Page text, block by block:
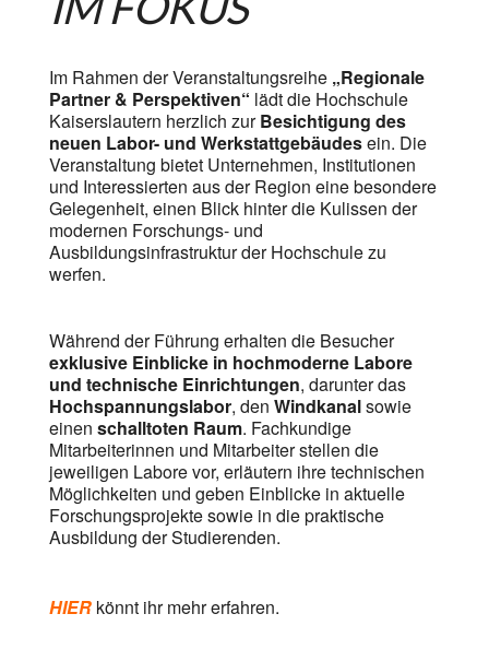
Im Rahmen der Veranstaltungsreihe „Regionale
Partner & Perspektiven“ lädt die Hochschule
Kaiserslautern herzlich zurBesichtigung des
neuen Labor- und Werkstattgebäudesein. Die
Veranstaltung bietet Unternehmen, Institutionen
und Interessierten aus der Region eine besondere
Gelegenheit, einen Blick hinter die Kulissen der
modernen Forschungs- und
Ausbildungsinfrastruktur der Hochschule zu
werfen.
Während der Führung erhalten die Besucher
exklusive Einblicke in hochmoderne Labore
und technische Einrichtungen, darunter das
Hochspannungslabor, den Windkanalsowie
einen schalltoten Raum. Fachkundige
Mitarbeiterinnen und Mitarbeiter stellen die
jeweiligen Labore vor, erläutern ihre technischen
Möglichkeiten und geben Einblicke in aktuelle
Forschungsprojekte sowie in die praktische
Ausbildung der Studierenden.
HIERkönnt ihr mehr erfahren.